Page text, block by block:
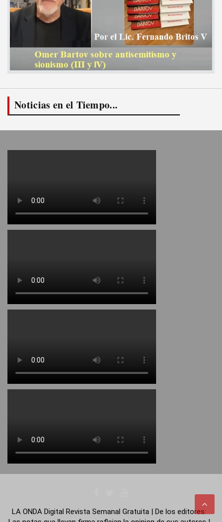
Noticias en el Tiempo...
LA ONDA Digital Revista Semanal Gratuita | De los editores: